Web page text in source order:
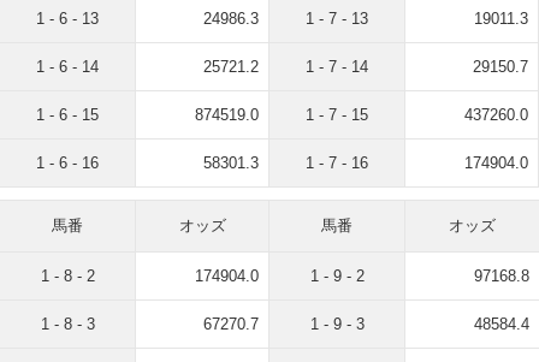
1 - 6 - 13 24986.3
1 - 6 - 14 25721.2
1 - 6 - 15 874519.0
1 - 6 - 16 58301.3
1 - 7 - 13 19011.3
1 - 7 - 14 29150.7
1 - 7 - 15 437260.0
1 - 7 - 16 174904.0
馬番 オッズ
1 - 8 - 2 174904.0
1 - 8 - 3 67270.7
馬番 オッズ
1 - 9 - 2 97168.8
1 - 9 - 3 48584.4